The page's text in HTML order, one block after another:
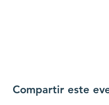
Compartir este